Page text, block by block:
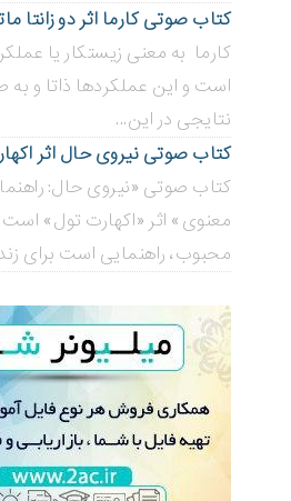
کتاب صوتی کارما اثر دو زانتا
کارما به معنی زیستکار یا
است و این عملکردها ذاتا و به
نتایجی در این...
کتاب صوتی نیروی حال اثر
کتاب صوتی «نیروی حال:
معنوی» اثر «اکهارت تول»
محبوب، راهنمایی است برای